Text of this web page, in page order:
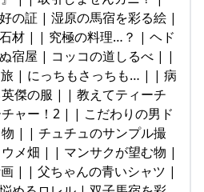
の証 | 湿原の馬宿を彩る絵 |
材 | | 究極の料理…？ | ヘド
宿屋 | コッコの道しるべ | |
旅 | にっちもさっちも… | | 病
傑の服 | | 教えてティーチ
ャー！2 | | こだわりの男ド
| | チュチュのサンプル撮
メ畑 | | マンサクが望む物 |
| | 父ちゃんの青いシャツ |